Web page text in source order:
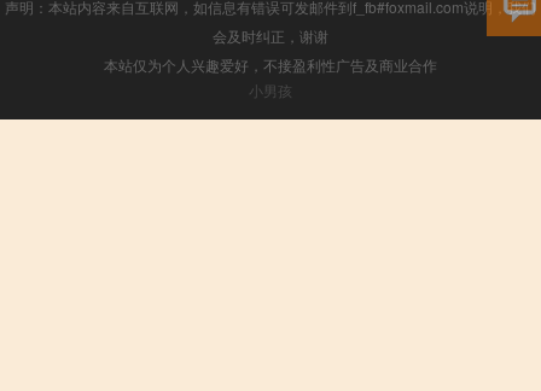
声明：本站内容来自互联网，如信息有错误可发邮件到f_fb#foxmail.com说明，我们
会及时纠正，谢谢
本站仅为个人兴趣爱好，不接盈利性广告及商业合作
小男孩